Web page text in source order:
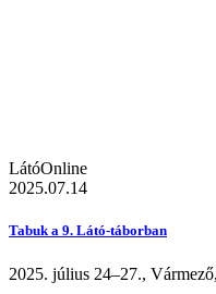
LátóOnline
2025.07.14
Tabuk a 9. Látó-táborban
2025. július 24–27.,